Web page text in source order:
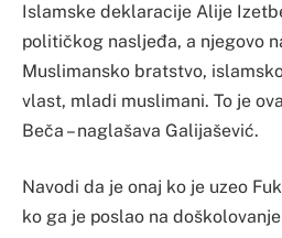
Islamske deklaracije Alije
političkog nasljeđa, a njegovo
Muslimansko bratstvo,
vlast, mladi muslimani. To je
Beča – naglašava Galijašević.
Navodi da je onaj ko je uzeo
ko ga je poslao na